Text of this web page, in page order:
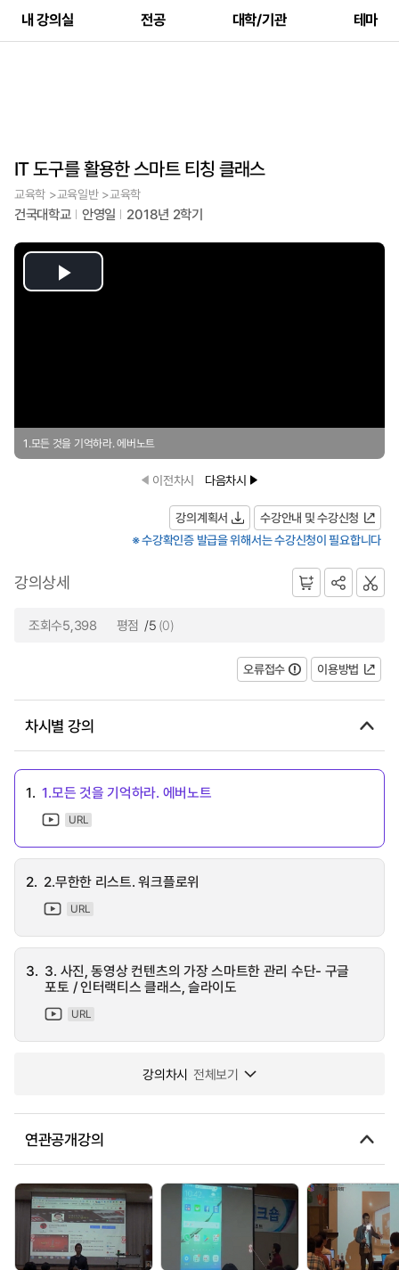
내 강의실 전공 대학/기관 테마
IT 도구를 활용한 스마트 티칭 클래스
교육학 >교육일반 >교육학
건국대학교 안영일 2018년 2학기
Play
1.모든 것을 기억하라. 에버노트
이전차시 다음차시
강의계획서
수강안내 및 수강신청
※ 수강확인증 발급을 위해서는 수강신청이 필요합니다
강의상세
조회수5,398 평점 /5 (0)
오류접수 이용방법
차시별 강의
1. 1.모든 것을 기억하라. 에버노트
URL
2. 2.무한한 리스트. 워크플로위
URL
3. 3. 사진, 동영상 컨텐츠의 가장 스마트한 관리 수단- 구글
포토 / 인터랙티스 클래스, 슬라이도
URL
강의차시 전체보기
연관공개강의